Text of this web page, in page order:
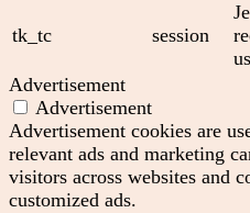
tk_tc session
Advertisement
Advertisement
Advertisement cookies are
relevant ads and marketing
visitors across websites and
customized ads.